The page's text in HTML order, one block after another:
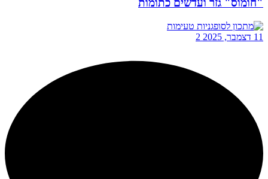
"חומוס" גזר ועדשים כתומות
11 דצמבר, 2025 2